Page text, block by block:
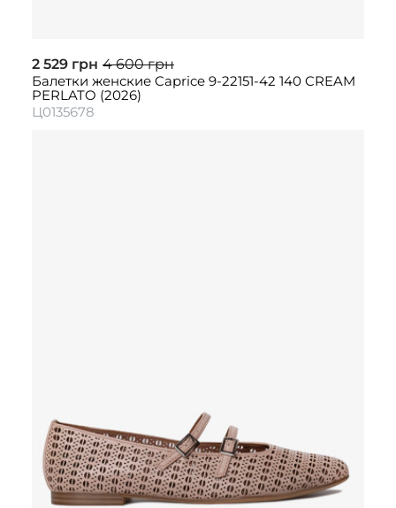
2 529 грн 4 600 грн
Балетки женские Caprice 9-22151-42 140 CREAM
PERLATO (2026)
Ц0135678